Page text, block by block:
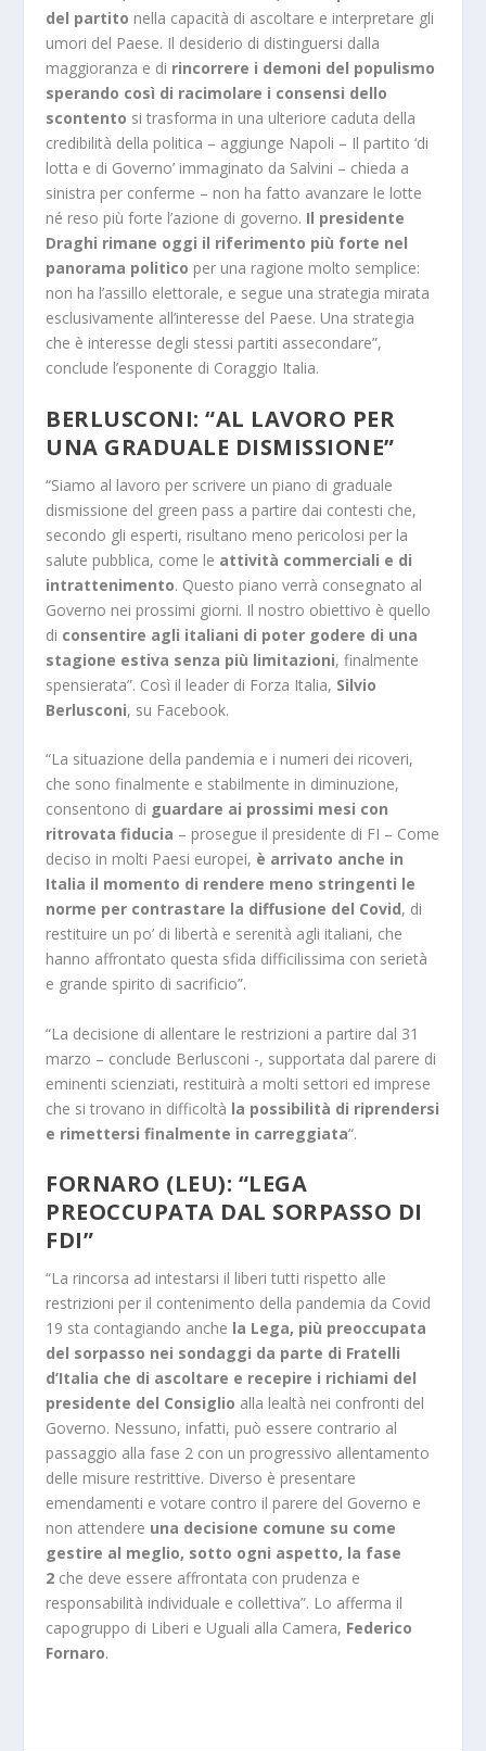
del partito nella capacità di ascoltare e interpretare gli
umori del Paese. Il desiderio di distinguersi dalla
maggioranza e di rincorrere i demoni del populismo
sperando così di racimolare i consensi dello
scontento si trasforma in una ulteriore caduta della
credibilità della politica – aggiunge Napoli – Il partito ‘di
lotta e di Governo’ immaginato da Salvini – chieda a
sinistra per conferme – non ha fatto avanzare le lotte
né reso più forte l’azione di governo. Il presidente
Draghi rimane oggi il riferimento più forte nel
panorama politico per una ragione molto semplice:
non ha l’assillo elettorale, e segue una strategia mirata
esclusivamente all’interesse del Paese. Una strategia
che è interesse degli stessi partiti assecondare”,
conclude l’esponente di Coraggio Italia.
BERLUSCONI: “AL LAVORO PER
UNA GRADUALE DISMISSIONE”
“Siamo al lavoro per scrivere un piano di graduale
dismissione del green pass a partire dai contesti che,
secondo gli esperti, risultano meno pericolosi per la
salute pubblica, come le attività commerciali e di
intrattenimento. Questo piano verrà consegnato al
Governo nei prossimi giorni. Il nostro obiettivo è quello
di consentire agli italiani di poter godere di una
stagione estiva senza più limitazioni, finalmente
spensierata”. Così il leader di Forza Italia, Silvio
Berlusconi, su Facebook.
“La situazione della pandemia e i numeri dei ricoveri,
che sono finalmente e stabilmente in diminuzione,
consentono di guardare ai prossimi mesi con
ritrovata fiducia – prosegue il presidente di FI – Come
deciso in molti Paesi europei, è arrivato anche in
Italia il momento di rendere meno stringenti le
norme per contrastare la diffusione del Covid, di
restituire un po’ di libertà e serenità agli italiani, che
hanno affrontato questa sfida difficilissima con serietà
e grande spirito di sacrificio”.
“La decisione di allentare le restrizioni a partire dal 31
marzo – conclude Berlusconi -, supportata dal parere di
eminenti scienziati, restituirà a molti settori ed imprese
che si trovano in difficoltà la possibilità di riprendersi
e rimettersi finalmente in carreggiata“.
FORNARO (LEU): “LEGA
PREOCCUPATA DAL SORPASSO DI
FDI”
“La rincorsa ad intestarsi il liberi tutti rispetto alle
restrizioni per il contenimento della pandemia da Covid
19 sta contagiando anche la Lega, più preoccupata
del sorpasso nei sondaggi da parte di Fratelli
d’Italia che di ascoltare e recepire i richiami del
presidente del Consiglio alla lealtà nei confronti del
Governo. Nessuno, infatti, può essere contrario al
passaggio alla fase 2 con un progressivo allentamento
delle misure restrittive. Diverso è presentare
emendamenti e votare contro il parere del Governo e
non attendere una decisione comune su come
gestire al meglio, sotto ogni aspetto, la fase
2 che deve essere affrontata con prudenza e
responsabilità individuale e collettiva”. Lo afferma il
capogruppo di Liberi e Uguali alla Camera, Federico
Fornaro.